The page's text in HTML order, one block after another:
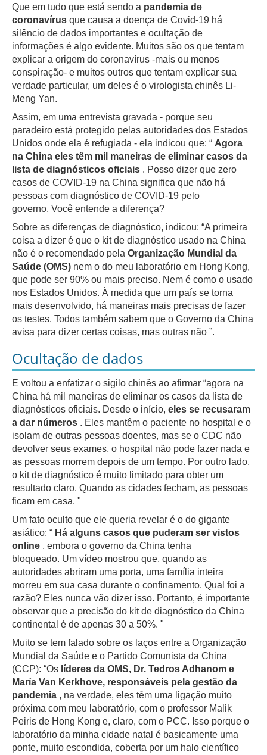
Que em tudo que está sendo a pandemia de
coronavírus que causa a doença de Covid-19 há
silêncio de dados importantes e ocultação de
informações é algo evidente. Muitos são os que tentam
explicar a origem do coronavírus -mais ou menos
conspiração- e muitos outros que tentam explicar sua
verdade particular, um deles é o virologista chinês Li-
Meng Yan.
Assim, em uma entrevista gravada - porque seu
paradeiro está protegido pelas autoridades dos Estados
Unidos onde ela é refugiada - ela indicou que: “ Agora
na China eles têm mil maneiras de eliminar casos da
lista de diagnósticos oficiais . Posso dizer que zero
casos de COVID-19 na China significa que não há
pessoas com diagnóstico de COVID-19 pelo
governo. Você entende a diferença?
Sobre as diferenças de diagnóstico, indicou: “A primeira
coisa a dizer é que o kit de diagnóstico usado na China
não é o recomendado pela Organização Mundial da
Saúde (OMS) nem o do meu laboratório em Hong Kong,
que pode ser 90% ou mais preciso. Nem é como o usado
nos Estados Unidos. À medida que um país se torna
mais desenvolvido, há maneiras mais precisas de fazer
os testes. Todos também sabem que o Governo da China
avisa para dizer certas coisas, mas outras não ”.
Ocultação de dados
E voltou a enfatizar o sigilo chinês ao afirmar “agora na
China há mil maneiras de eliminar os casos da lista de
diagnósticos oficiais. Desde o início, eles se recusaram
a dar números . Eles mantêm o paciente no hospital e o
isolam de outras pessoas doentes, mas se o CDC não
devolver seus exames, o hospital não pode fazer nada e
as pessoas morrem depois de um tempo. Por outro lado,
o kit de diagnóstico é muito limitado para obter um
resultado claro. Quando as cidades fecham, as pessoas
ficam em casa. "
Um fato oculto que ele queria revelar é o do gigante
asiático: “ Há alguns casos que puderam ser vistos
online , embora o governo da China tenha
bloqueado. Um vídeo mostrou que, quando as
autoridades abriram uma porta, uma família inteira
morreu em sua casa durante o confinamento. Qual foi a
razão? Eles nunca vão dizer isso. Portanto, é importante
observar que a precisão do kit de diagnóstico da China
continental é de apenas 30 a 50%. "
Muito se tem falado sobre os laços entre a Organização
Mundial da Saúde e o Partido Comunista da China
(CCP): “Os líderes da OMS, Dr. Tedros Adhanom e
María Van Kerkhove, responsáveis ​​pela gestão da
pandemia , na verdade, eles têm uma ligação muito
próxima com meu laboratório, com o professor Malik
Peiris de Hong Kong e, claro, com o PCC. Isso porque o
laboratório da minha cidade natal é basicamente uma
ponte, muito escondida, coberta por um halo científico